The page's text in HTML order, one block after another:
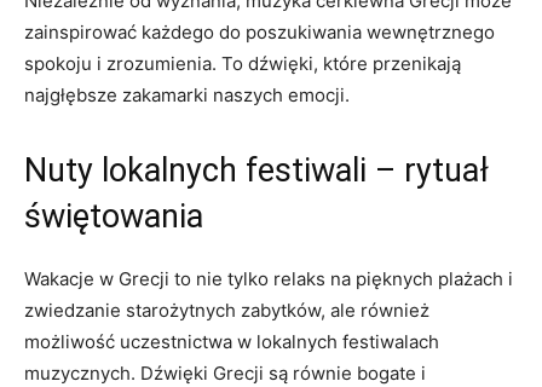
zainspirować każdego ​do poszukiwania wewnętrznego
spokoju i zrozumienia. To dźwięki, które przenikają
najgłębsze zakamarki​ naszych emocji.
Nuty lokalnych festiwali ⁣–‍ rytuał
świętowania
Wakacje w⁣ Grecji to nie tylko relaks na pięknych plażach i
zwiedzanie starożytnych zabytków, ale również
możliwość uczestnictwa w lokalnych festiwalach
muzycznych. Dźwięki Grecji są równie bogate i